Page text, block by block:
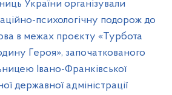
України організували
психологічну подорож до
в межах проєкту «Турбота
Героя», започаткованого
Івано-Франківської
державної адміністрації